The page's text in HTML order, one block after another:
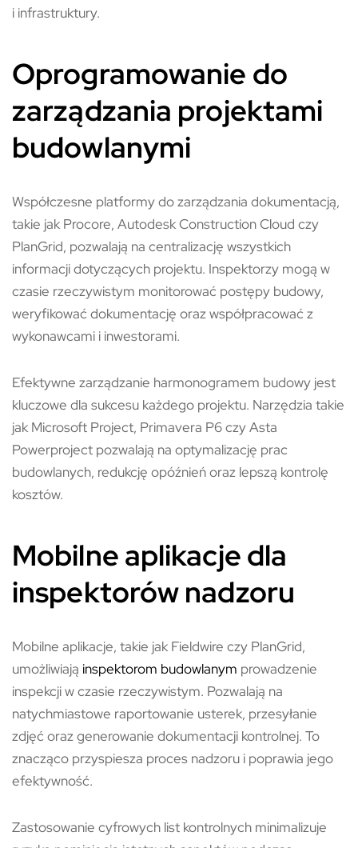
i infrastruktury.
Oprogramowanie do
zarządzania projektami
budowlanymi
Współczesne platformy do zarządzania dokumentacją,
takie jak Procore, Autodesk Construction Cloud czy
PlanGrid, pozwalają na centralizację wszystkich
informacji dotyczących projektu. Inspektorzy mogą w
czasie rzeczywistym monitorować postępy budowy,
weryfikować dokumentację oraz współpracować z
wykonawcami i inwestorami.
Efektywne zarządzanie harmonogramem budowy jest
kluczowe dla sukcesu każdego projektu. Narzędzia takie
jak Microsoft Project, Primavera P6 czy Asta
Powerproject pozwalają na optymalizację prac
budowlanych, redukcję opóźnień oraz lepszą kontrolę
kosztów.
Mobilne aplikacje dla
inspektorów nadzoru
Mobilne aplikacje, takie jak Fieldwire czy PlanGrid,
umożliwiają inspektorom budowlanym prowadzenie
inspekcji w czasie rzeczywistym. Pozwalają na
natychmiastowe raportowanie usterek, przesyłanie
zdjęć oraz generowanie dokumentacji kontrolnej. To
znacząco przyspiesza proces nadzoru i poprawia jego
efektywność.
Zastosowanie cyfrowych list kontrolnych minimalizuje